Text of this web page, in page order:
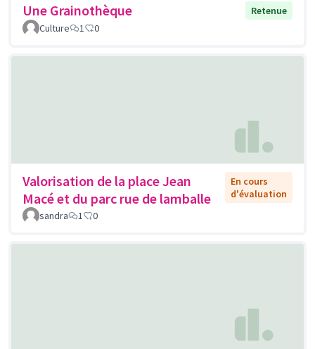
Une Grainothèque
Retenue
Culture
1 0
Valorisation de la place Jean
Macé et du parc rue de lamballe
En cours
d'évaluation
sandra
1 0